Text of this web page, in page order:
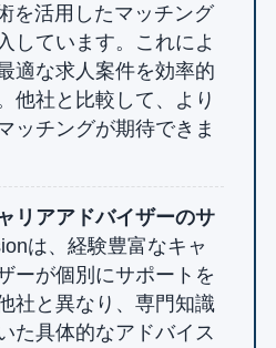
を活用したマッチング
しています。これによ
適な求人案件を効率的
他社と比較して、より
ッチングが期待できま
リアアドバイザーのサ
は、経験豊富なキャ
ーが個別にサポートを
社と異なり、専門知識
た具体的なアドバイス